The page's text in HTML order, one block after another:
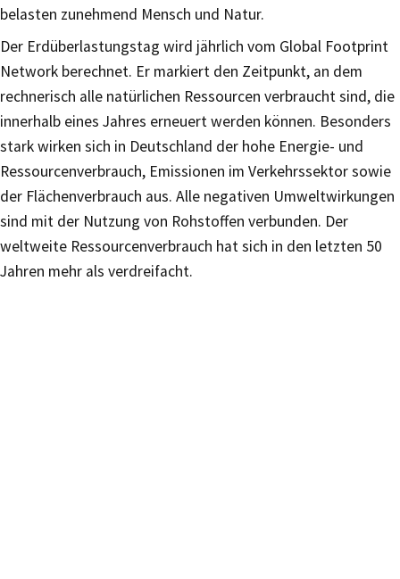
belasten zunehmend Mensch und Natur.
Der Erdüberlastungstag wird jährlich vom Global Footprint
Network berechnet. Er markiert den Zeitpunkt, an dem
rechnerisch alle natürlichen Ressourcen verbraucht sind, die
innerhalb eines Jahres erneuert werden können. Besonders
stark wirken sich in Deutschland der hohe Energie- und
Ressourcenverbrauch, Emissionen im Verkehrssektor sowie
der Flächenverbrauch aus. Alle negativen Umweltwirkungen
sind mit der Nutzung von Rohstoffen verbunden. Der
weltweite Ressourcenverbrauch hat sich in den letzten 50
Jahren mehr als verdreifacht.